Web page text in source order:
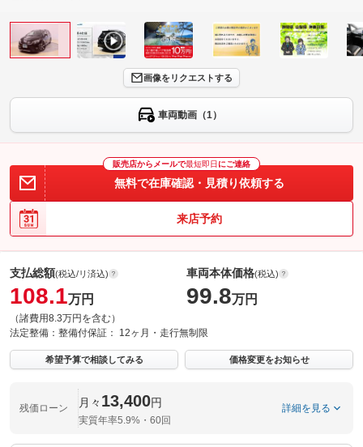
画像をリクエストする
車両動画（1）
販売店からメールで最短即日 にご連絡
無料で在庫確認・見積り依頼する
来店予約
支払総額(税込/リ済込)
108.1万円
（諸費用8.3万円を含む）
車両本体価格(税込)
99.8万円
法定整備： 整備付保証： 12ヶ月・走行無制限
希望予算で相談してみる 価格変更をお知らせ
残価ローン 月々 13,400円
実質年率5.9%・60回
詳細を見る